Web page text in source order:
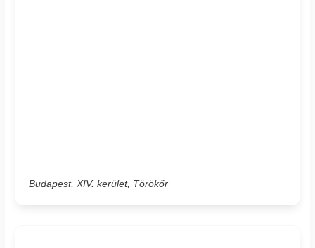
Budapest, XIV. kerület, Törökőr